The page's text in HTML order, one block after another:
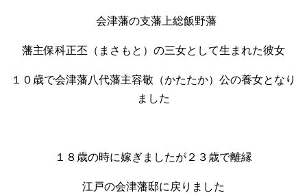
会津藩の支藩上総飯野藩
藩主保科正丕（まさもと）の三女として生まれた彼女
１０歳で会津藩八代藩主容敬（かたたか）公の養女となり
ました
１８歳の時に嫁ぎましたが２３歳で離縁
江戸の会津藩邸に戻りました